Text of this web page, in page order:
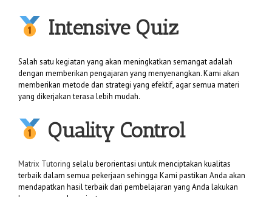
Intensive Quiz
Salah satu kegiatan yang akan meningkatkan semangat adalah
dengan memberikan pengajaran yang menyenangkan. Kami akan
memberikan metode dan strategi yang efektif, agar semua materi
yang dikerjakan terasa lebih mudah.
Quality Control
Matrix Tutoring selalu berorientasi untuk menciptakan kualitas
terbaik dalam semua pekerjaan sehingga Kami pastikan Anda akan
mendapatkan hasil terbaik dari pembelajaran yang Anda lakukan